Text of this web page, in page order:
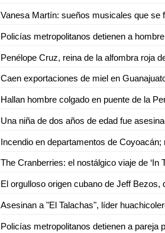
Penélope Cruz, reina de la alfombra roja
Caen exportaciones de miel en
Hallan hombre colgado en puente de la